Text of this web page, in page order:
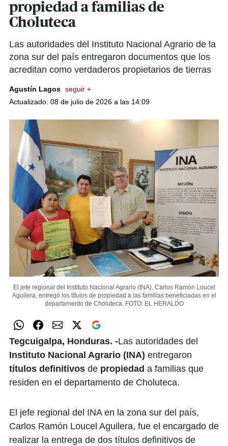
propiedad a familias de
Choluteca
Las autoridades del Instituto Nacional Agrario de la
zona sur del país entregaron documentos que los
acreditan como verdaderos propietarios de tierras
Agustín Lagos seguir +
Actualizado: 08 de julio de 2026 a las 14:09
El jefe regional del Instituto Nacional Agrario (INA), Carlos Ramón Loucel
Aguilera, entregó los títulos de propiedad a las familias beneficiadas en el
departamento de Choluteca. FOTO: EL HERALDO
Tegcuigalpa, Honduras. -Las autoridades del
Instituto Nacional Agrario (INA) entregaron
títulos definitivos de propiedad a familias que
residen en el departamento de Choluteca.
El jefe regional del INA en la zona sur del país,
Carlos Ramón Loucel Aguilera, fue el encargado de
realizar la entrega de dos títulos definitivos de